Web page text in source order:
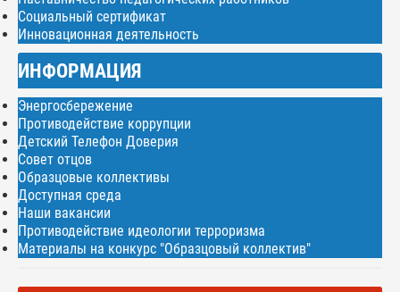
Социальный сертификат
Инновационная деятельность
ИНФОРМАЦИЯ
Энергосбережение
Противодействие коррупции
Детский Телефон Доверия
Совет отцов
Образцовые коллективы
Доступная среда
Наши вакансии
Противодействие идеологии терроризма
Материалы на конкурс "Образцовый коллектив"